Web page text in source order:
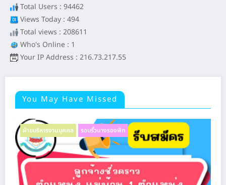
Total Users : 94462
Views Today : 494
Total views : 208611
Who's Online : 1
Your IP Address : 216.73.217.55
You May Have Missed
ฝ่ายบริหารงานบุคคล รอบรั้วนางรองพิท